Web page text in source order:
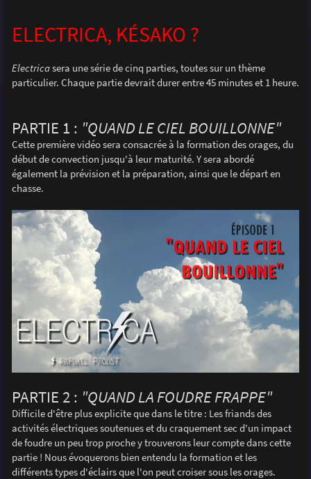
ELECTRICA, KÉSAKO ?
Electricasera une série de cinq parties, toutes sur un thème
particulier. Chaque partie devrait durer entre 45 minutes et 1 heure.
PARTIE 1 : "QUAND LE CIEL BOUILLONNE"
Cette première vidéo sera consacrée à la formation des orages, du
début de convection jusqu'à leur maturité. Y sera abordé
également la prévision et la préparation, ainsi que le départ en
chasse.
PARTIE 2 : "QUAND LA FOUDRE FRAPPE"
Difficile d'être plus explicite que dans le titre : Les friands des
activités électriques soutenues et du craquement sec d'un impact
de foudre un peu trop proche y trouverons leur compte dans cette
partie ! Nous évoquerons bien entendu la formation et les
différents types d'éclairs que l'on peut croiser sous les orages.